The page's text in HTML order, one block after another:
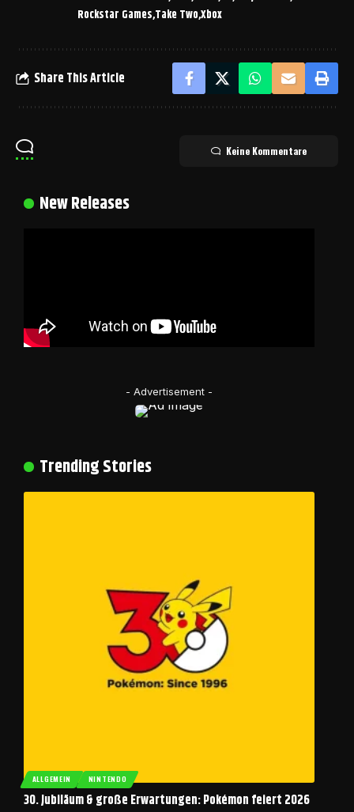
Rockstar Games Take TwoXbox
Share This Article
Keine Kommentare
New Releases
- Advertisement -
Trending Stories
ALLGEMEIN NINTENDO
30. Jubiläum & große Erwartungen: Pokémon feiert 2026